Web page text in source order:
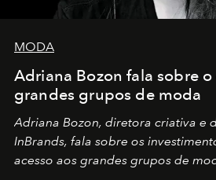
MODA
Adriana Bozon fala sobre
grandes grupos de moda
Adriana Bozon, diretora criativa e
InBrands, fala sobre os
acesso aos grandes grupos de